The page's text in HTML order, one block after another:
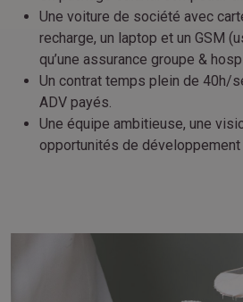
Une voiture de société avec
recharge, un laptop et un GSM
qu’une assurance groupe &
Un contrat temps plein de 40h/
ADV payés.
Une équipe ambitieuse, une
opportunités de développement